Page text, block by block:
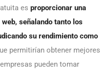
es proporcionar una
señalando tanto los
su rendimiento como
permitirían obtener mejores
pueden tomar